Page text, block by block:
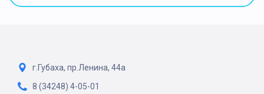
г.Губаха, пр.Ленина, 44а
8 (34248) 4-05-01